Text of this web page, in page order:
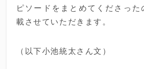
ピソードをまとめてくださった
載させていただきます。
（以下小池統太さん文）